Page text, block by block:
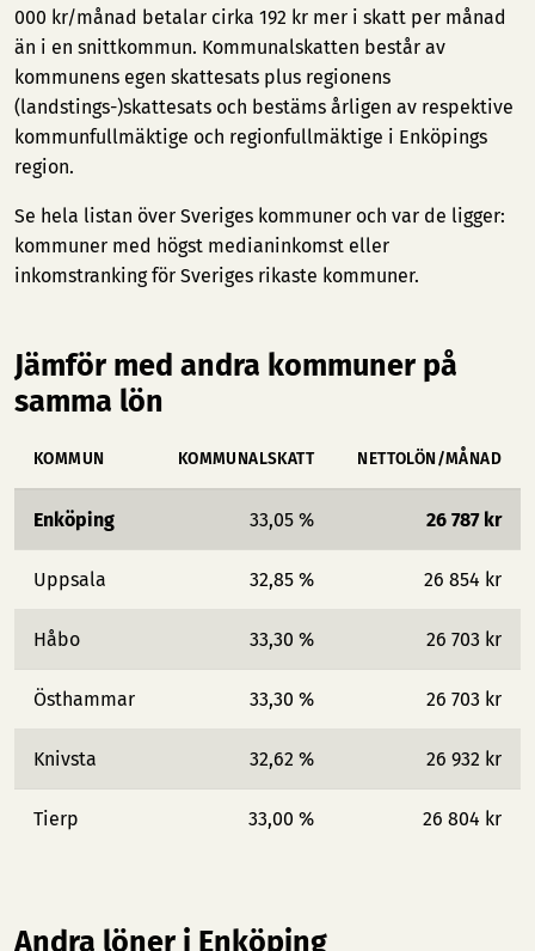
000 kr/månad betalar cirka 192 kr mer i skatt per månad
än i en snittkommun. Kommunalskatten består av
kommunens egen skattesats plus regionens
(landstings-)skattesats och bestäms årligen av respektive
kommunfullmäktige och regionfullmäktige i Enköpings
region.
Se hela listan över Sveriges kommuner och var de ligger:
kommuner med högst medianinkomst eller
inkomstranking för Sveriges rikaste kommuner.
Jämför med andra kommuner på
samma lön
KOMMUN KOMMUNALSKATT NETTOLÖN/MÅNAD
Enköping 33,05 % 26 787 kr
Uppsala 32,85 % 26 854 kr
Håbo 33,30 % 26 703 kr
Östhammar 33,30 % 26 703 kr
Knivsta 32,62 % 26 932 kr
Tierp 33,00 % 26 804 kr
Andra löner i Enköping